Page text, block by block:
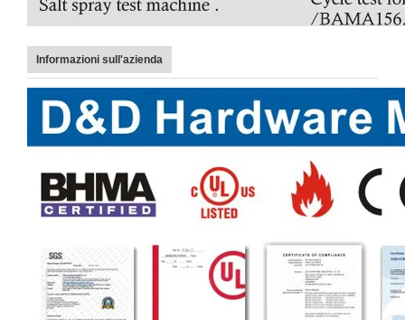
Informazioni sull'azienda